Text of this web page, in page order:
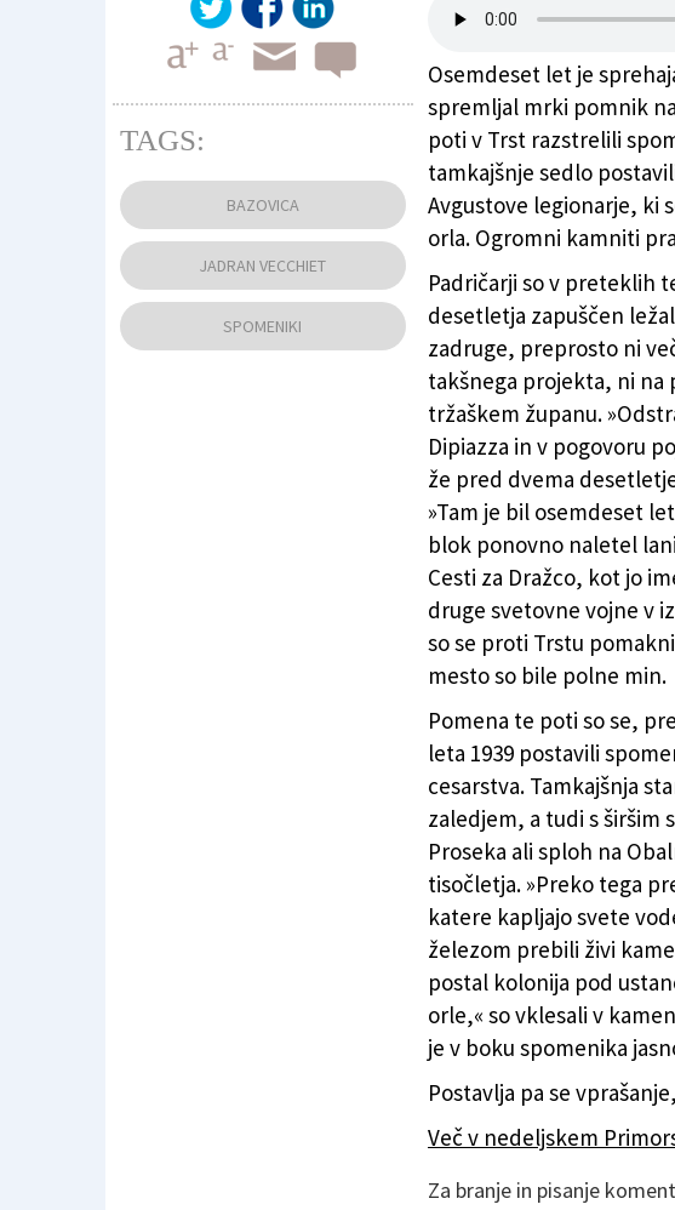
Razstreljeni fašistični spomenik (FOTO DIPIAZZA)
Osemdeset let je
spremljal mrki pomnik
poti v Trst razstrelili
tamkajšnje sedlo
Avgustove legionarje, ki
orla. Ogromni kamniti
Padričarji so v preteklih
desetletja zapuščen
zadruge, preprosto ni
takšnega projekta, ni na
tržaškem županu.
Dipiazza in v pogovoru
že pred dvema
»Tam je bil osemdeset
blok ponovno naletel
Cesti za Dražco, kot jo
druge svetovne vojne v
so se proti Trstu
mesto so bile polne min.
Pomena te poti so se,
leta 1939 postavili
cesarstva. Tamkajšnja
zaledjem, a tudi s širšim
Proseka ali sploh na
tisočletja. »Preko tega
katere kapljajo svete
železom prebili živi
postal kolonija pod
orle,« so vklesali v
je v boku spomenika
Postavlja pa se
Več v nedeljskem
Za branje in pisanje
TAGS:
BAZOVICA
JADRAN VECCHIET
SPOMENIKI